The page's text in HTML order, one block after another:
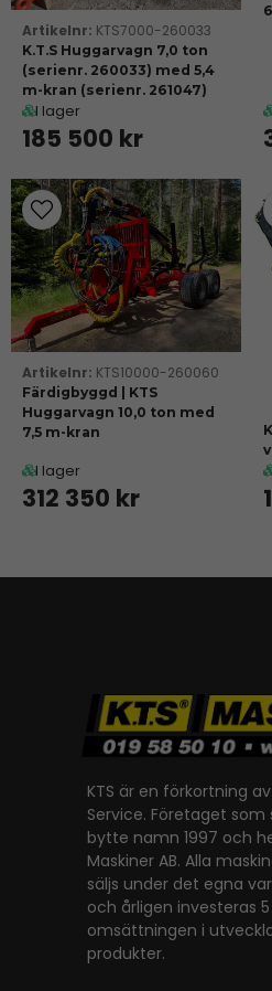
KTS7000-260033
K.T.S Huggarvagn 7,0 ton
(serienr. 260033) med 5,4
m-kran (serienr. 261047)
I lager
185 500 kr
KTS10000-260060
Färdigbyggd | KTS
Huggarvagn 10,0 ton med
7,5 m-kran
I lager
312 350 kr
KTS är en förkortning
Service. Företaget som
bytte namn 1997 och
Maskiner AB. Alla
säljs under det egna
och årligen investeras 5
omsättningen i
produkter.